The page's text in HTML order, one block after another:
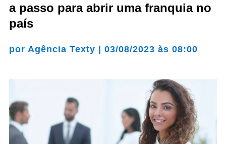
a passo para abrir uma franquia no
país
por Agência Texty | 03/08/2023 às 08:00